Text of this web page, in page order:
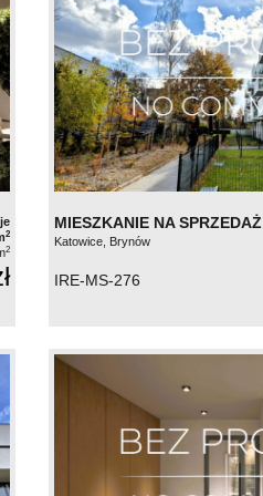
2
2
MIESZKANIE NA SPRZEDAŻ
Katowice, Brynów
IRE-MS-276